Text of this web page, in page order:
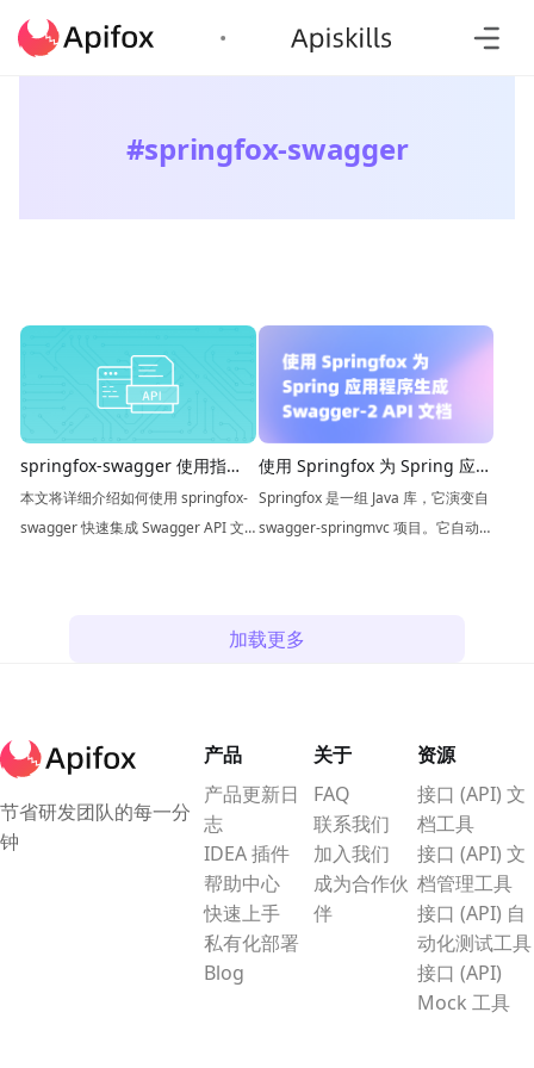
#springfox-swagger
springfox-swagger 使用指南
| 教你快速集成 Swagger API
文档
本文将详细介绍如何使用 springfox-
swagger 快速集成 Swagger API 文
使用 Springfox 为 Spring 应用
程序生成 Swagger-2 API 文档
Springfox 是一组 Java 库，它演变自
swagger-springmvc 项目。它自动生
加载更多
节省研发团队的每一分
钟
产品
产品更新日
志
IDEA 插件
帮助中心
快速上手
私有化部署
Blog
关于
FAQ
联系我们
加入我们
成为合作伙
伴
资源
接口 (API) 文
档工具
接口 (API) 文
档管理工具
接口 (API) 自
动化测试工具
接口 (API)
Mock 工具